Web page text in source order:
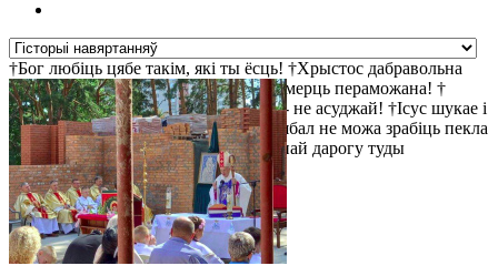
†Бог любіць цябе такім, які ты ёсць! †Хрыстос дабравольна
пайшоў на крыж за твае правіны †Смерць пераможана! †
Найбольш просты шлях да святасці - не асуджай! †Ісус шукае і
чакае цябе! †Хрыстос уваскрос! †Д'ябал не можа зрабіць пекла
прывабным, таму ён робіць прывабнай дарогу туды